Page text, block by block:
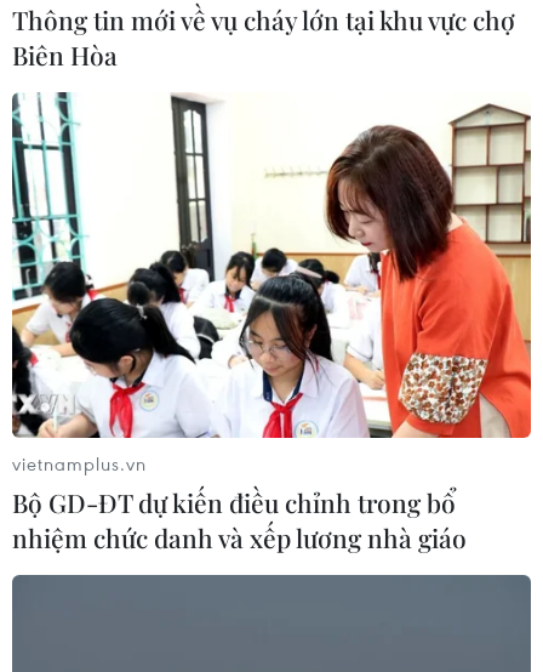
Thông tin mới về vụ cháy lớn tại khu vực chợ
Biên Hòa
vietnamplus.vn
Bộ GD-ĐT dự kiến điều chỉnh trong bổ
nhiệm chức danh và xếp lương nhà giáo